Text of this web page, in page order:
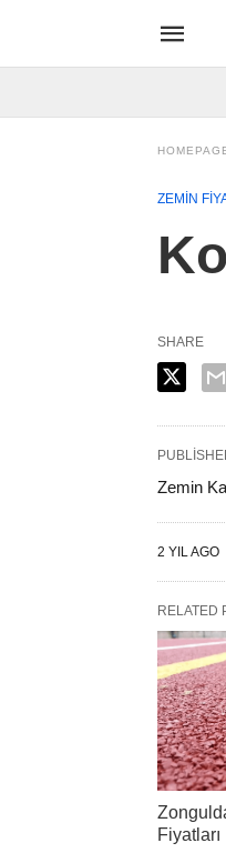
ZEMIN
SHARE
Zemin
2 YIL AGO
RELATED
Fiyatları